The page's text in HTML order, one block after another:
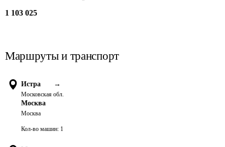
1 103 025
Маршруты и транспорт
Истра →
Московская обл.
Москва
Москва
Кол-во машин: 1